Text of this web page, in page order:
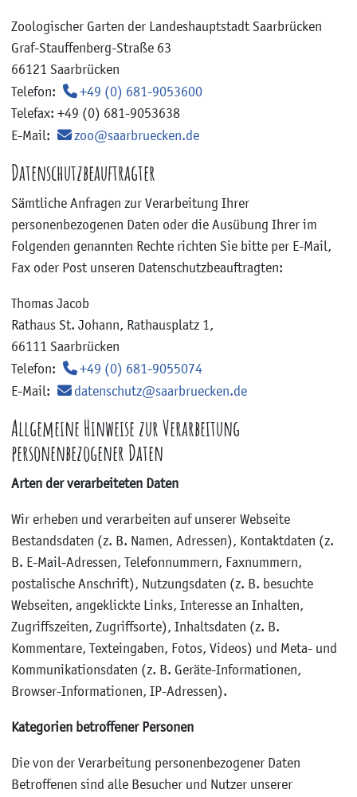
Zoologischer Garten der Landeshauptstadt Saarbrücken
Graf-Stauffenberg-Straße 63
66121 Saarbrücken
Telefon:
+49 (0) 681-9053600
Telefax: +49 (0) 681-9053638
E-Mail:
zoo@saarbruecken.de
Datenschutzbeauftragter
Sämtliche Anfragen zur Verarbeitung Ihrer
personenbezogenen Daten oder die Ausübung Ihrer im
Folgenden genannten Rechte richten Sie bitte per E-Mail,
Fax oder Post unseren Datenschutzbeauftragten:
Thomas Jacob
Rathaus St. Johann, Rathausplatz 1,
66111 Saarbrücken
Telefon:
+49 (0) 681-9055074
E-Mail:
datenschutz@saarbruecken.de
Allgemeine Hinweise zur Verarbeitung
personenbezogener Daten
Arten der verarbeiteten Daten
Wir erheben und verarbeiten auf unserer Webseite
Bestandsdaten (z. B. Namen, Adressen), Kontaktdaten (z.
B. E-Mail-Adressen, Telefonnummern, Faxnummern,
postalische Anschrift), Nutzungsdaten (z. B. besuchte
Webseiten, angeklickte Links, Interesse an Inhalten,
Zugriffszeiten, Zugriffsorte), Inhaltsdaten (z. B.
Kommentare, Texteingaben, Fotos, Videos) und Meta- und
Kommunikationsdaten (z. B. Geräte-Informationen,
Browser-Informationen, IP-Adressen).
Kategorien betroffener Personen
Die von der Verarbeitung personenbezogener Daten
Betroffenen sind alle Besucher und Nutzer unserer